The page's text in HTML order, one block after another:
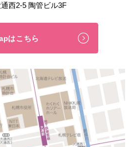
西2-5 陶管ビル3F
はこちら